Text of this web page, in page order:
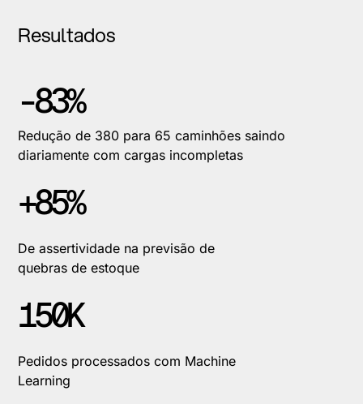
Resultados
-83%
Redução de 380 para 65 caminhões saindo
diariamente com cargas incompletas
+85%
De assertividade na previsão de
quebras de estoque
150K
Pedidos processados com Machine
Learning